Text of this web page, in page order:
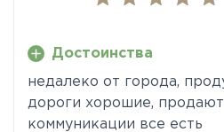
Достоинства
недалеко от города,
дороги хорошие,
коммуникации все есть